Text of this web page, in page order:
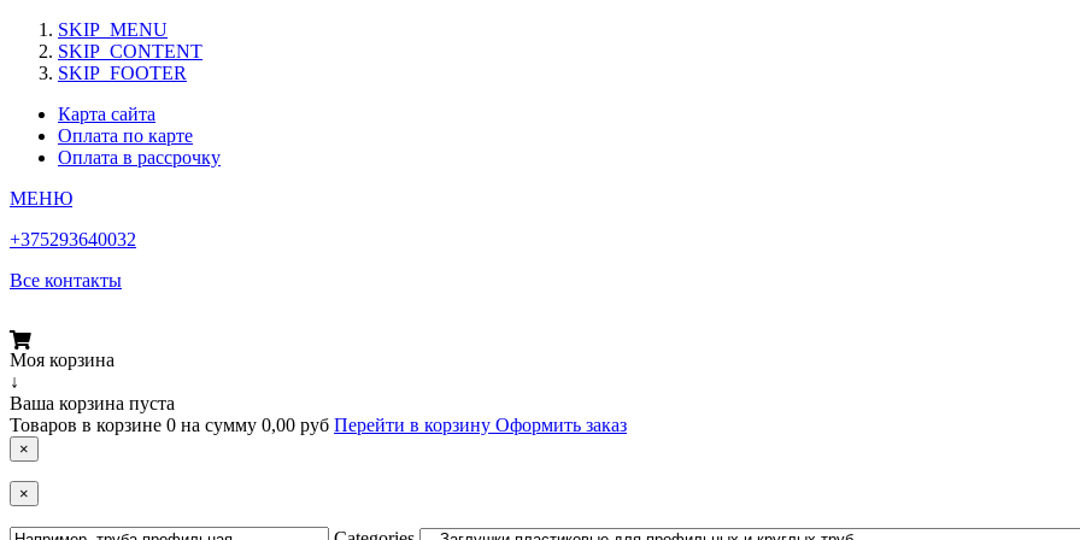
SKIP_MENU
SKIP_CONTENT
SKIP_FOOTER
Карта сайта
Оплата по карте
Оплата в рассрочку
МЕНЮ
+375293640032
Все контакты
Моя корзина
↓
Ваша корзина пуста
Товаров в корзине 0 на сумму 0,00 руб Перейти в корзину Оформить заказ
×
×